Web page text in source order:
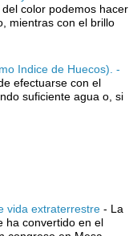
color podemos hacer
mientras con el brillo
Indice de Huecos). -
efectuarse con el
suficiente agua o, si
vida extraterrestre - La
ha convertido en el